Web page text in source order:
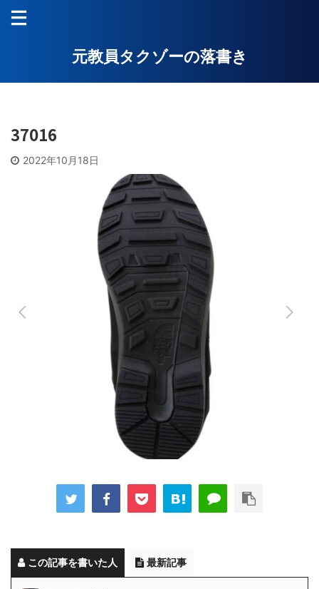
元教員タクゾーの落書き
37016
2022年10月18日
この記事を書いた人 最新記事